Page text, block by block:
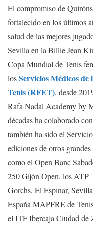
El compromiso de
fortalecido en los últimos
salud de las mejores
Sevilla en la Billie Jean
Copa Mundial de Tenis
losServicios Médicos de
Tenis (RFET), desde
Rafa Nadal Academy by
décadas ha colaborado
también ha sido el
ediciones de otros
como el Open Banc
250 Gijón Open, los ATP
Gorchs, El Espinar,
España MAPFRE de
el ITF Ibercaja Ciudad de